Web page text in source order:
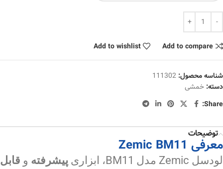
Add to compare
Add to wishlist
شناسه محصول: 111302
دسته: خمشی
Share:
توضیحات
معرفی Zemic BM11
لودسل Zemic مدل BM11، ابزاری پیشرفته و قابل